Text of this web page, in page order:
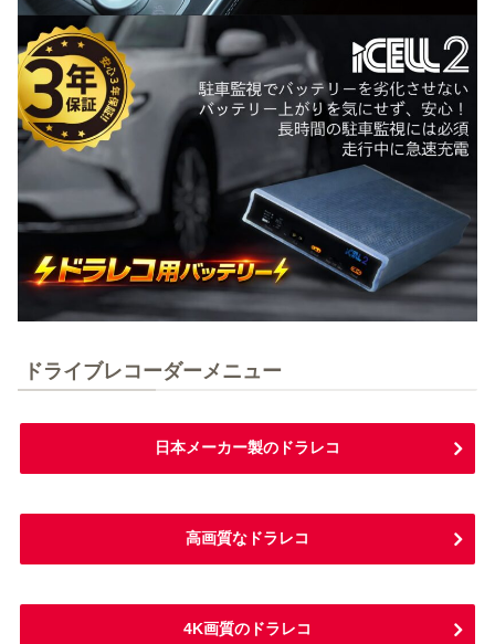
ドライブレコーダーメニュー
日本メーカー製のドラレコ
高画質なドラレコ
4K画質のドラレコ